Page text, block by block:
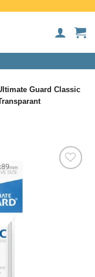
Guard Classic